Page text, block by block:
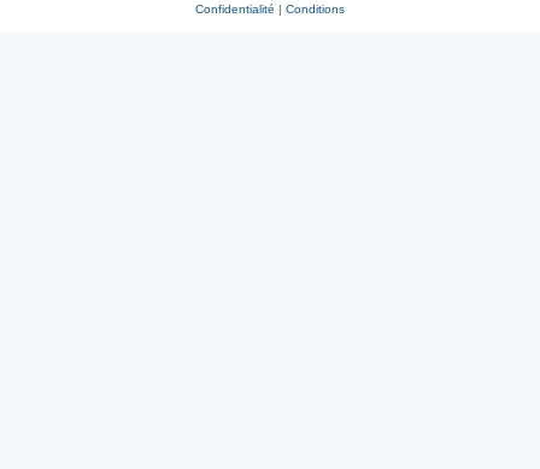
Confidentialité | Conditions